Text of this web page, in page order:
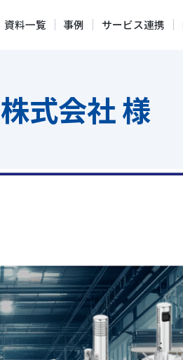
資料一覧 事例 サービス連携
式会社 様